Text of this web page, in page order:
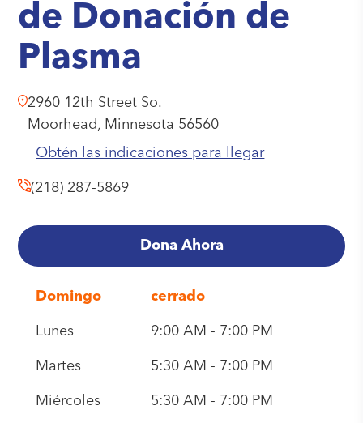
de Donación de
Plasma
2960 12th Street So.
Moorhead, Minnesota 56560
Obtén las indicaciones para llegar
(218) 287-5869
Dona Ahora
Domingo cerrado
Lunes 9:00 AM - 7:00 PM
Martes 5:30 AM - 7:00 PM
Miércoles 5:30 AM - 7:00 PM